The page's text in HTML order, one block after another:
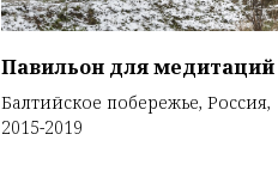
Павильон для медитаций
Балтийское побережье, Россия,
2015-2019